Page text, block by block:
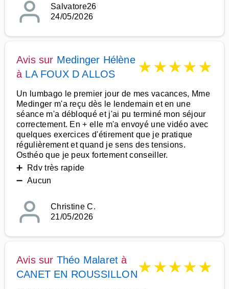
Salvatore26
24/05/2026
Avis sur Medinger Hélène
à LA FOUX D ALLOS ★★★★★
Un lumbago le premier jour de mes vacances, Mme
Medinger m'a reçu dès le lendemain et en une
séance m'a débloqué et j'ai pu terminé mon séjour
correctement. En + elle m'a envoyé une vidéo avec
quelques exercices d'étirement que je pratique
régulièrement et quand je sens des tensions.
Osthéo que je peux fortement conseiller.
➕ Rdv très rapide
➖ Aucun
Christine C.
21/05/2026
Avis sur Théo Malaret à
CANET EN ROUSSILLON★★★★★